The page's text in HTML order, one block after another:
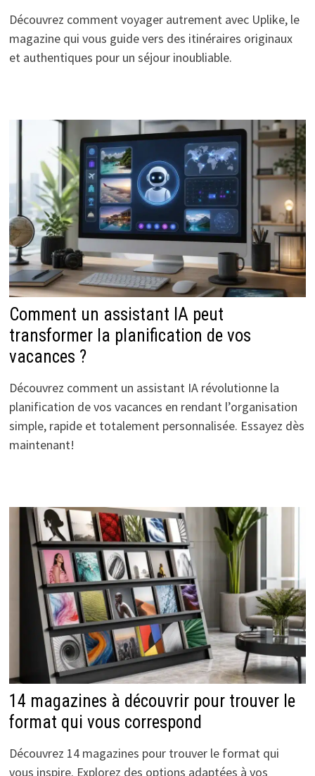
Découvrez comment voyager autrement avec Uplike, le
magazine qui vous guide vers des itinéraires originaux
et authentiques pour un séjour inoubliable.
Comment un assistant IA peut
transformer la planification de vos
vacances ?
Découvrez comment un assistant IA révolutionne la
planification de vos vacances en rendant l’organisation
simple, rapide et totalement personnalisée. Essayez dès
maintenant!
14 magazines à découvrir pour trouver le
format qui vous correspond
Découvrez 14 magazines pour trouver le format qui
vous inspire. Explorez des options adaptées à vos